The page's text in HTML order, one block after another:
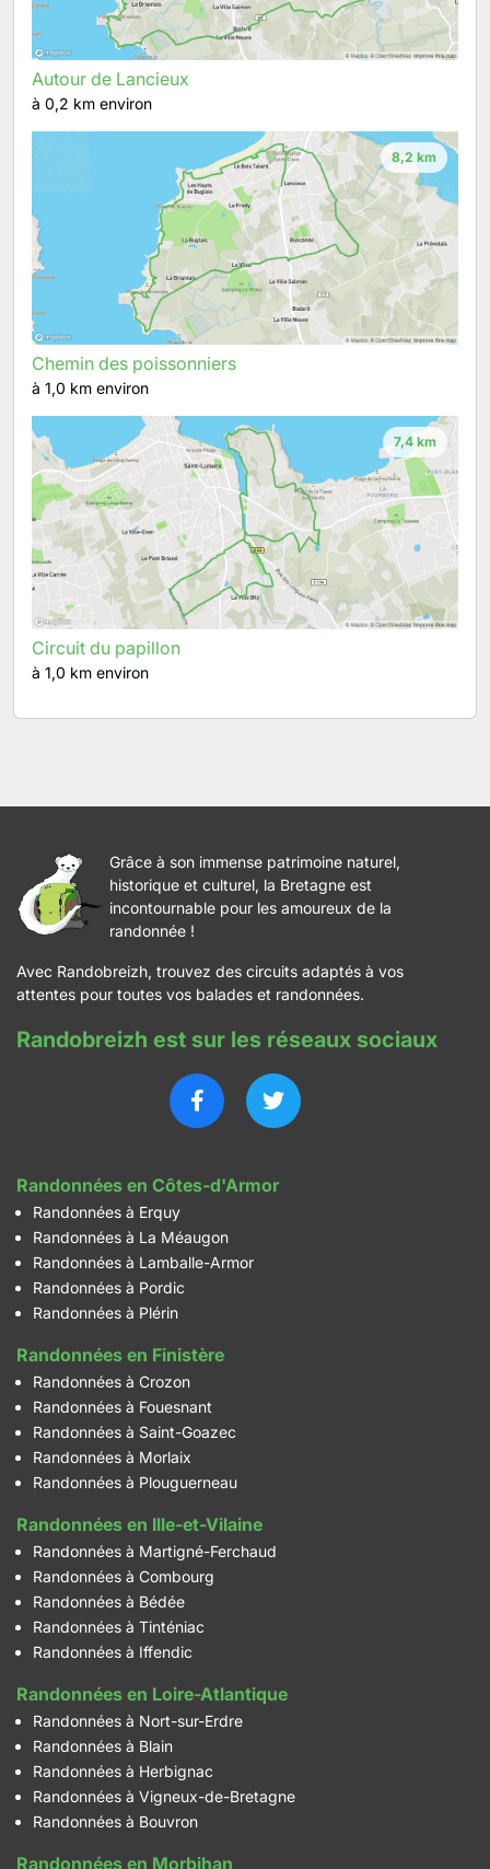
Autour de Lancieux
à 0,2 km environ
8,2 km
Chemin des poissonniers
à 1,0 km environ
7,4 km
Circuit du papillon
à 1,0 km environ
Grâce à son immense patrimoine naturel,
historique et culturel, la Bretagne est
incontournable pour les amoureux de la
randonnée !
Avec Randobreizh, trouvez des circuits adaptés à vos
attentes pour toutes vos balades et randonnées.
Randobreizh est sur les réseaux sociaux
Randonnées en Côtes-d'Armor
Randonnées à Erquy
Randonnées à La Méaugon
Randonnées à Lamballe-Armor
Randonnées à Pordic
Randonnées à Plérin
Randonnées en Finistère
Randonnées à Crozon
Randonnées à Fouesnant
Randonnées à Saint-Goazec
Randonnées à Morlaix
Randonnées à Plouguerneau
Randonnées en Ille-et-Vilaine
Randonnées à Martigné-Ferchaud
Randonnées à Combourg
Randonnées à Bédée
Randonnées à Tinténiac
Randonnées à Iffendic
Randonnées en Loire-Atlantique
Randonnées à Nort-sur-Erdre
Randonnées à Blain
Randonnées à Herbignac
Randonnées à Vigneux-de-Bretagne
Randonnées à Bouvron
Randonnées en Morbihan